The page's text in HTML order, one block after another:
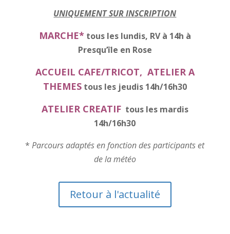
UNIQUEMENT SUR INSCRIPTION
MARCHE* tous les lundis, RV à 14h à
Presqu’île en Rose
ACCUEIL CAFE/TRICOT, ATELIER A
THEMEStous les jeudis 14h/16h30
ATELIER CREATIF tous les mardis
14h/16h30
*Parcours adaptés en fonction des participants et
de la météo
Retour à l'actualité